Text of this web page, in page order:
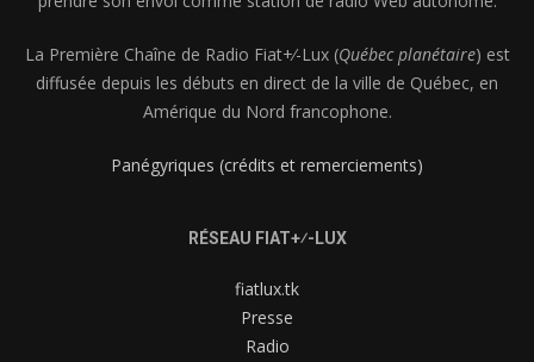
La Première Chaîne de Radio Fiat+⁄-Lux (Québec planétaire) est
diffusée depuis les débuts en direct de la ville de Québec, en
Amérique du Nord francophone.
Panégyriques (crédits et remerciements)
RÉSEAU FIAT+⁄-LUX
fiatlux.tk
Presse
Radio